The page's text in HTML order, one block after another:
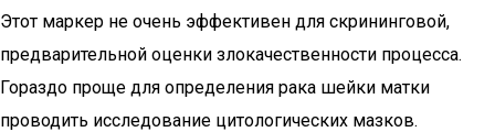
Этот маркер не очень эффективен для скрининговой,
предварительной оценки злокачественности процесса.
Гораздо проще для определения рака шейки матки
проводить исследование цитологических мазков.